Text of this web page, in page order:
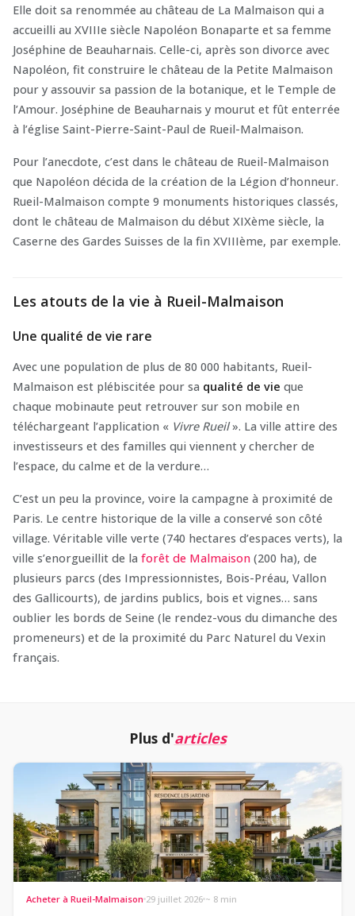
Elle doit sa renommée au château de La Malmaison qui a
accueilli au XVIIIe siècle Napoléon Bonaparte et sa femme
Joséphine de Beauharnais. Celle-ci, après son divorce avec
Napoléon, fit construire le château de la Petite Malmaison
pour y assouvir sa passion de la botanique, et le Temple de
l’Amour. Joséphine de Beauharnais y mourut et fût enterrée
à l’église Saint-Pierre-Saint-Paul de Rueil-Malmaison.
Pour l’anecdote, c’est dans le château de Rueil-Malmaison
que Napoléon décida de la création de la Légion d’honneur.
Rueil-Malmaison compte 9 monuments historiques classés,
dont le château de Malmaison du début XIXème siècle, la
Caserne des Gardes Suisses de la fin XVIIIème, par exemple.
Les atouts de la vie à Rueil-Malmaison
Une qualité de vie rare
Avec une population de plus de 80 000 habitants, Rueil-
Malmaison est plébiscitée pour sa qualité de vie que
chaque mobinaute peut retrouver sur son mobile en
téléchargeant l’application « Vivre Rueil». La ville attire des
investisseurs et des familles qui viennent y chercher de
l’espace, du calme et de la verdure…
C’est un peu la province, voire la campagne à proximité de
Paris. Le centre historique de la ville a conservé son côté
village. Véritable ville verte (740 hectares d’espaces verts), la
ville s’enorgueillit de la forêt de Malmaison (200 ha), de
plusieurs parcs (des Impressionnistes, Bois-Préau, Vallon
des Gallicourts), de jardins publics, bois et vignes… sans
oublier les bords de Seine (le rendez-vous du dimanche des
promeneurs) et de la proximité du Parc Naturel du Vexin
français.
Plus d'articles
Acheter à Rueil-Malmaison 29 juillet 2026 ~ 8 min